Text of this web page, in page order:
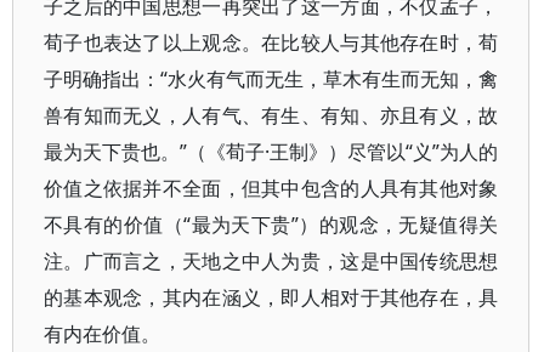
子之后的中国思想一再突出了这一方面，不仅孟子，
荀子也表达了以上观念。在比较人与其他存在时，荀
子明确指出：“水火有气而无生，草木有生而无知，禽
兽有知而无义，人有气、有生、有知、亦且有义，故
最为天下贵也。”（《荀子·王制》）尽管以“义”为人的
价值之依据并不全面，但其中包含的人具有其他对象
不具有的价值（“最为天下贵”）的观念，无疑值得关
注。广而言之，天地之中人为贵，这是中国传统思想
的基本观念，其内在涵义，即人相对于其他存在，具
有内在价值。